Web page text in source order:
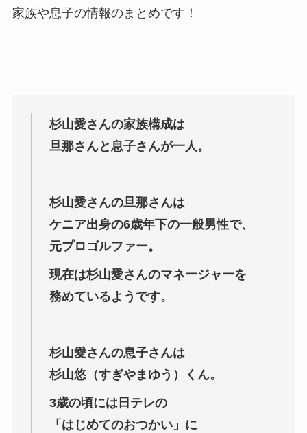
家族や息子の情報のまとめです！
杉山愛さんの家族構成は
旦那さんと息子さんが一人。
杉山愛さんの旦那さんは
ケニア出身の6歳年下の一般男性で、
元プロゴルファー。
現在は杉山愛さんのマネージャーを
務めているようです。
杉山愛さんの息子さんは
杉山悠（すぎやまゆう）くん。
3歳の頃には日テレの
「はじめてのおつかい」に